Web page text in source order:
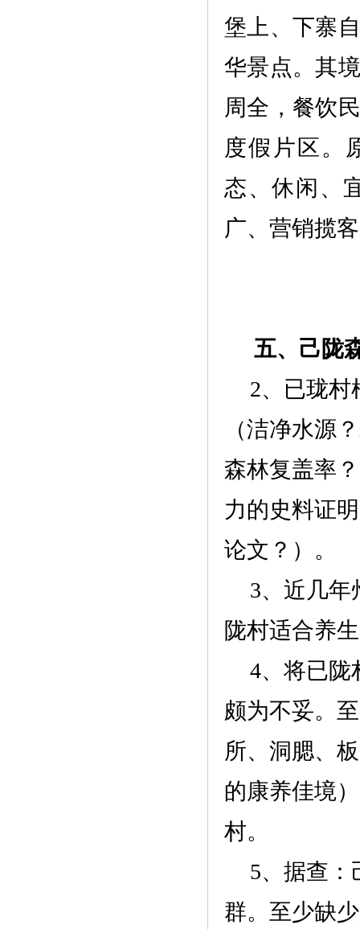
堡上、下寨
华景点。其
周全，餐饮
度假片区。
态、休闲、
广、营销揽
五、 己陇
2、已珑村
（洁净水源
森林复盖率
力的史料证
论文？）。
3、近几年
陇村适合养
4、将已陇
颇为不妥。
所、洞腮、
的康养佳境
村。
5、据查：
群。至少缺